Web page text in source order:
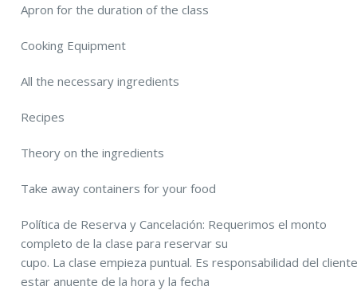
Apron for the duration of the class
Cooking Equipment
All the necessary ingredients
Recipes
Theory on the ingredients
Take away containers for your food
Política de Reserva y Cancelación: Requerimos el monto
completo de la clase para reservar su
cupo. La clase empieza puntual. Es responsabilidad del
estar anuente de la hora y la fecha